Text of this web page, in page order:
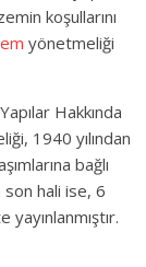
koşullarını
yönetmeliği
Hakkında
1940 yılından
bağlı
hali ise, 6